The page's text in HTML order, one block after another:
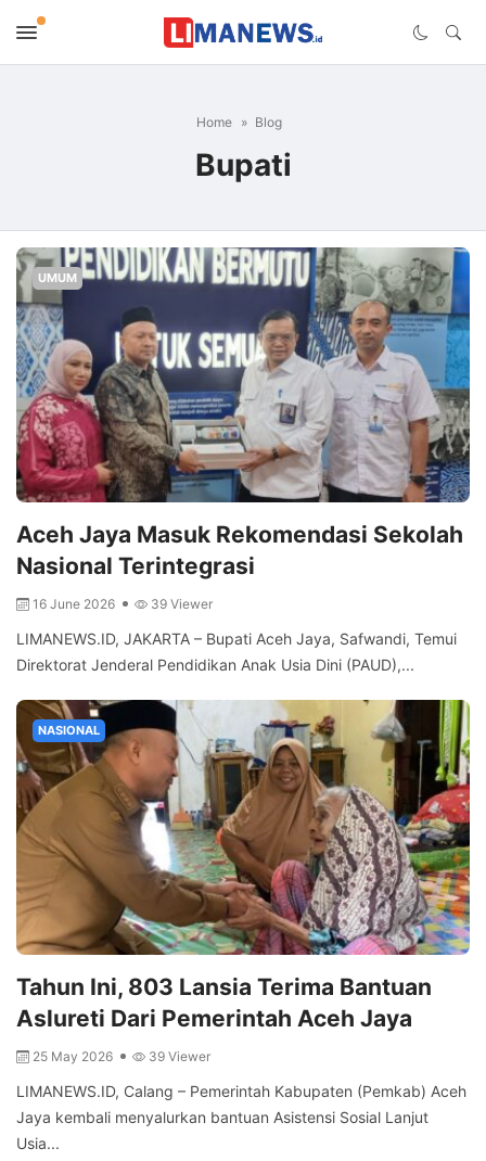
Home Blog
Bupati
UMUM
Aceh Jaya Masuk Rekomendasi Sekolah
Nasional Terintegrasi
16 June 2026 39 Viewer
LIMANEWS.ID, JAKARTA – Bupati Aceh Jaya, Safwandi, Temui
Direktorat Jenderal Pendidikan Anak Usia Dini (PAUD),...
NASIONAL
Tahun Ini, 803 Lansia Terima Bantuan
Aslureti Dari Pemerintah Aceh Jaya
25 May 2026 39 Viewer
LIMANEWS.ID, Calang – Pemerintah Kabupaten (Pemkab) Aceh
Jaya kembali menyalurkan bantuan Asistensi Sosial Lanjut
Usia...